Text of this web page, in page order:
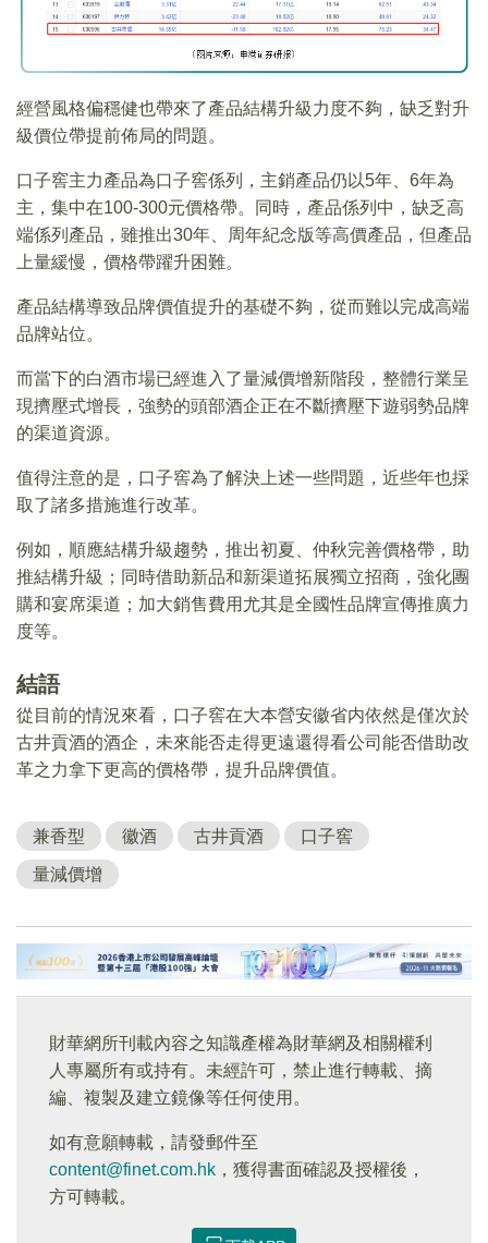
經營風格偏穩健也帶來了產品結構升級力度不夠，缺乏對升
級價位帶提前佈局的問題。
口子窖主力產品為口子窖係列，主銷產品仍以5年、6年為
主，集中在100-300元價格帶。同時，產品係列中，缺乏高
端係列產品，雖推出30年、周年紀念版等高價產品，但產品
上量緩慢，價格帶躍升困難。
產品結構導致品牌價值提升的基礎不夠，從而難以完成高端
品牌站位。
而當下的白酒市場已經進入了量減價增新階段，整體行業呈
現擠壓式增長，強勢的頭部酒企正在不斷擠壓下遊弱勢品牌
的渠道資源。
值得注意的是，口子窖為了解決上述一些問題，近些年也採
取了諸多措施進行改革。
例如，順應結構升級趨勢，推出初夏、仲秋完善價格帶，助
推結構升級；同時借助新品和新渠道拓展獨立招商，強化團
購和宴席渠道；加大銷售費用尤其是全國性品牌宣傳推廣力
度等。
結語
從目前的情況來看，口子窖在大本營安徽省内依然是僅次於
古井貢酒的酒企，未來能否走得更遠還得看公司能否借助改
革之力拿下更高的價格帶，提升品牌價值。
兼香型 徽酒 古井貢酒 口子窖
量減價增
財華網所刊載內容之知識產權為財華網及相關權利
人專屬所有或持有。未經許可，禁止進行轉載、摘
編、複製及建立鏡像等任何使用。
如有意願轉載，請發郵件至
content@finet.com.hk ，獲得書面確認及授權後，
方可轉載。